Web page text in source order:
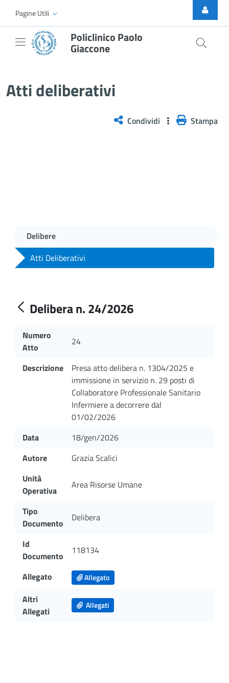
Skip to Main Content
Pagine Utili
Policlinico Paolo
Giaccone
Atti deliberativi
Condividi Stampa
Delibere
Atti Deliberativi
Delibera n. 24/2026
Numero
Atto
24
Descrizione
Presa atto delibera n. 1304/2025 e
immissione in servizio n. 29 posti di
Collaboratore Professionale Sanitario
Infermiere a decorrere dal
01/02/2026
Data
18/gen/2026
Autore
Grazia Scalici
Unità
Operativa
Area Risorse Umane
Tipo
Documento
Delibera
Id
Documento
118134
Allegato Allegato
Altri
Allegati
Allegati